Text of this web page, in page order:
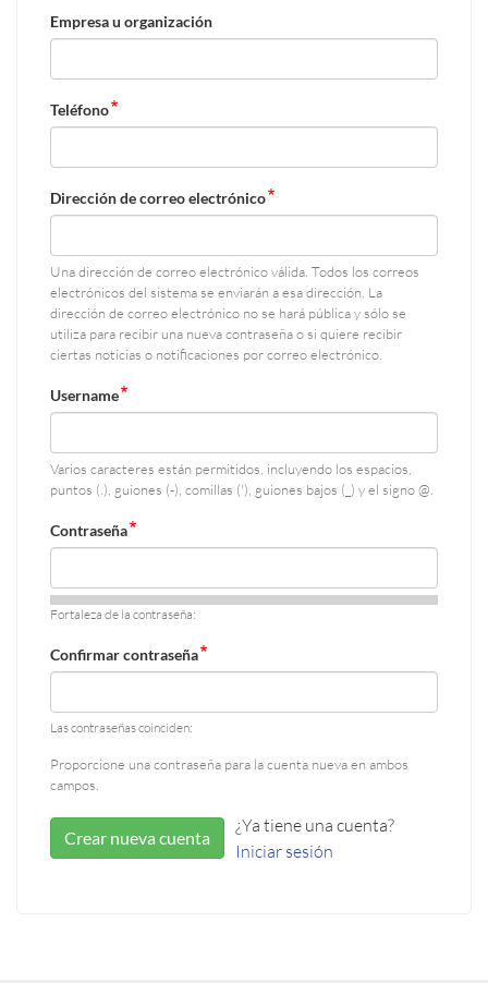
Empresa u organización
Teléfono
Dirección de correo electrónico
Una dirección de correo electrónico válida. Todos los correos
electrónicos del sistema se enviarán a esa dirección. La
dirección de correo electrónico no se hará pública y sólo se
utiliza para recibir una nueva contraseña o si quiere recibir
ciertas noticias o notificaciones por correo electrónico.
Username
Varios caracteres están permitidos, incluyendo los espacios,
puntos (.), guiones (-), comillas ('), guiones bajos (_) y el signo @.
Contraseña
Fortaleza de la contraseña:
Confirmar contraseña
Las contraseñas coinciden:
Proporcione una contraseña para la cuenta nueva en ambos
campos.
Crear nueva cuenta
¿Ya tiene una cuenta?
Iniciar sesión